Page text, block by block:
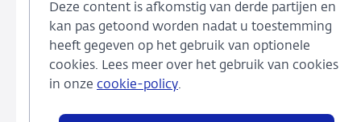
Deze content is afkomstig van derde partijen en
kan pas getoond worden nadat u toestemming
heeft gegeven op het gebruik van optionele
cookies. Lees meer over het gebruik van cookies
in onze cookie-policy.